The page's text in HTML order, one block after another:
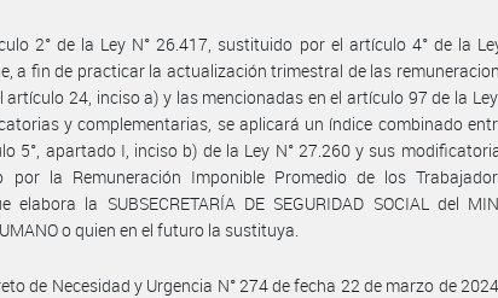
2° de la Ley N° 26.417, sustituido por el artículo 4° de la
a fin de practicar la actualización trimestral de las
artículo 24, inciso a) y las mencionadas en el artículo 97 de la
y complementarias, se aplicará un índice combinado
5°, apartado I, inciso b) de la Ley N° 27.260 y sus
por la Remuneración Imponible Promedio de los
elabora la SUBSECRETARÍA DE SEGURIDAD SOCIAL del
o quien en el futuro la sustituya.
de Necesidad y Urgencia N° 274 de fecha 22 de marzo de